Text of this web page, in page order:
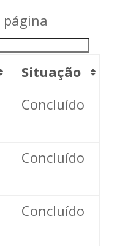
Situação
Concluído
Concluído
Concluído